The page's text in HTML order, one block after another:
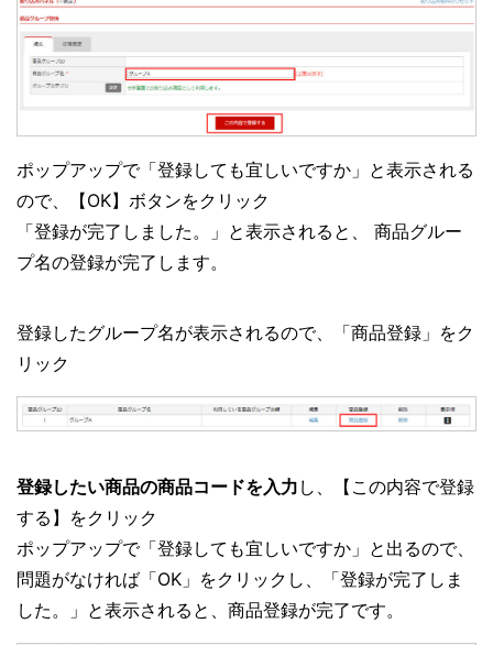
ポップアップで「登録しても宜しいですか」と表示される
ので、【OK】ボタンをクリック
「登録が完了しました。」と表示されると、 商品グルー
プ名の登録が完了します。
登録したグループ名が表示されるので、「商品登録」をク
リック
登録したい商品の商品コードを入力 し、【この内容で登録
する】をクリック
ポップアップで「登録しても宜しいですか」と出るので、
問題がなければ「OK」をクリックし、「登録が完了しま
した。」と表示されると、商品登録が完了です。